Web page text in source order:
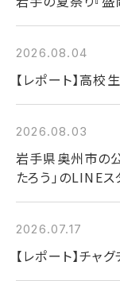
2026.08.04
【レポート】高校
2026.08.03
岩手県奥州市の公
たろう」のLINE
2026.07.17
【レポート】チャ